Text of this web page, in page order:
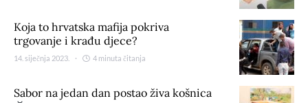
Koja to hrvatska mafija pokriva
trgovanje i krađu djece?
14. siječnja 2023. 4 minuta čitanja
Sabor na jedan dan postao živa košnica